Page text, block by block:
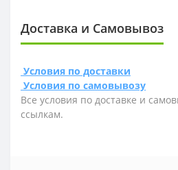
Доставка и Самовывоз
Условия по доставки
Условия по самовывозу
Все условия по доставке и
ссылкам.